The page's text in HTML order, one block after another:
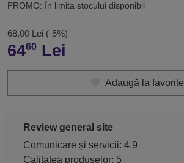
PROMO: În limita stocului disponibil
68,00 Lei(-5%)
6460Lei
Adaugă la favorite
Review general site
Comunicare și servicii: 4.9
Calitatea produselor: 5